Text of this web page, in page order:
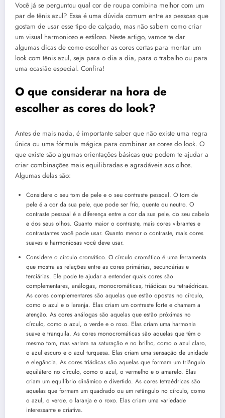
Você já se perguntou qual cor de roupa combina melhor com um
par de tênis azul? Essa é uma dúvida comum entre as pessoas que
gostam de usar esse tipo de calçado, mas não sabem como criar
um visual harmonioso e estiloso. Neste artigo, vamos te dar
algumas dicas de como escolher as cores certas para montar um
look com tênis azul, seja para o dia a dia, para o trabalho ou para
uma ocasião especial. Confira!
O que considerar na hora de
escolher as cores do look?
Antes de mais nada, é importante saber que não existe uma regra
única ou uma fórmula mágica para combinar as cores do look. O
que existe são algumas orientações básicas que podem te ajudar a
criar combinações mais equilibradas e agradáveis aos olhos.
Algumas delas são:
Considere o seu tom de pele e o seu contraste pessoal. O tom de
pele é a cor da sua pele, que pode ser frio, quente ou neutro. O
contraste pessoal é a diferença entre a cor da sua pele, do seu cabelo
e dos seus olhos. Quanto maior o contraste, mais cores vibrantes e
contrastantes você pode usar. Quanto menor o contraste, mais cores
suaves e harmoniosas você deve usar.
Considere o círculo cromático. O círculo cromático é uma ferramenta
que mostra as relações entre as cores primárias, secundárias e
terciárias. Ele pode te ajudar a entender quais cores são
complementares, análogas, monocromáticas, triádicas ou tetraédricas.
As cores complementares são aquelas que estão opostas no círculo,
como o azul e o laranja. Elas criam um contraste forte e chamam a
atenção. As cores análogas são aquelas que estão próximas no
círculo, como o azul, o verde e o roxo. Elas criam uma harmonia
suave e tranquila. As cores monocromáticas são aquelas que têm o
mesmo tom, mas variam na saturação e no brilho, como o azul claro,
o azul escuro e o azul turquesa. Elas criam uma sensação de unidade
e elegância. As cores triádicas são aquelas que formam um triângulo
equilátero no círculo, como o azul, o vermelho e o amarelo. Elas
criam um equilíbrio dinâmico e divertido. As cores tetraédricas são
aquelas que formam um quadrado ou um retângulo no círculo, como
o azul, o verde, o laranja e o roxo. Elas criam uma variedade
interessante e criativa.